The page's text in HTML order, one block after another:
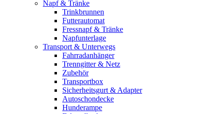
Napf & Tränke
Trinkbrunnen
Futterautomat
Fressnapf & Tränke
Napfunterlage
Transport & Unterwegs
Fahrradanhänger
Trenngitter & Netz
Zubehör
Transportbox
Sicherheitsgurt & Adapter
Autoschondecke
Hunderampe